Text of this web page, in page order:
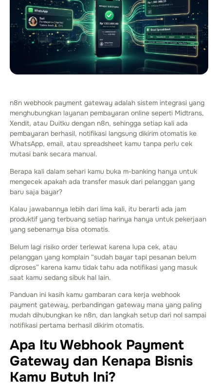
n8n webhook payment gateway adalah sistem integrasi yang
menghubungkan layanan pembayaran online seperti Midtrans,
Xendit, atau Duitku dengan n8n, sehingga setiap kali ada
pembayaran berhasil, notifikasi langsung dikirim otomatis ke
WhatsApp, email, atau spreadsheet kamu tanpa perlu cek
mutasi bank secara manual.
Berapa kali dalam sehari kamu buka m-banking hanya untuk
mengecek apakah ada transfer masuk dari pelanggan yang
baru saja bayar?
Kalau jawabannya lebih dari lima kali, itu berarti ada jam
produktif yang terbuang setiap harinya hanya untuk pekerjaan
yang sebenarnya bisa otomatis.
Belum lagi risiko order terlewat karena lupa cek, atau
pelanggan yang komplain “sudah bayar tapi pesanan belum
diproses” karena kamu tidak tahu ada notifikasi yang masuk
saat kamu sedang sibuk hal lain.
Panduan ini kasih kamu gambaran cara kerja webhook
payment gateway, perbandingan gateway mana yang paling
mudah dihubungkan ke n8n, dan langkah setup dari nol sampai
notifikasi pertama berhasil dikirim otomatis.
Apa Itu Webhook Payment
Gateway dan Kenapa Bisnis
Kamu Butuh Ini?